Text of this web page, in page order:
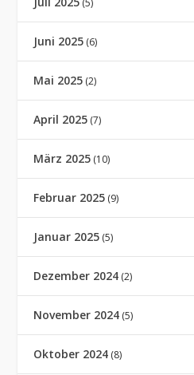
(5)
Juni 2025 (6)
Mai 2025 (2)
April 2025 (7)
März 2025 (10)
Februar 2025 (9)
Januar 2025 (5)
Dezember 2024 (2)
November 2024 (5)
Oktober 2024 (8)